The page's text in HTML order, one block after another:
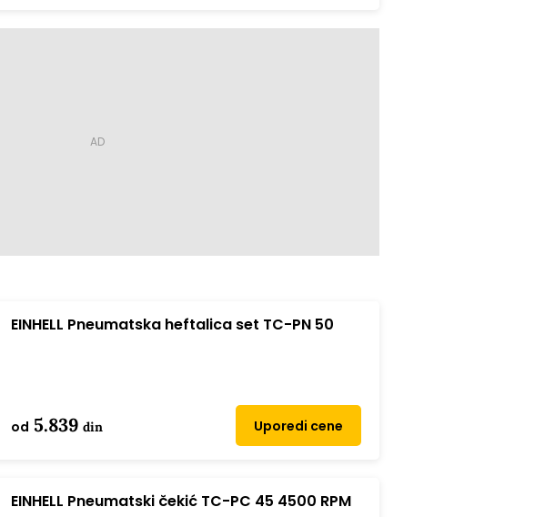
EINHELL Pneumatska heftalica set TC-PN 50
od 5.839 din Uporedi cene
EINHELL Pneumatski čekić TC-PC 45 4500 RPM